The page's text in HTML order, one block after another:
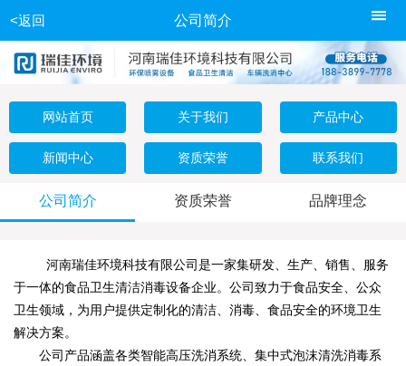
<返回 公司简介
网站首页 关于我们 产品中心
新闻中心 资质荣誉 联系我们
公司简介 资质荣誉 品牌理念
河南瑞佳环境科技有限公司是一家集研发、生产、销售、服务
于一体的食品卫生清洁消毒设备企业。公司致力于食品安全、公众
卫生领域，为用户提供定制化的清洁、消毒、食品安全的环境卫生
解决方案。
公司产品涵盖各类智能高压洗消系统、集中式泡沫清洗消毒系